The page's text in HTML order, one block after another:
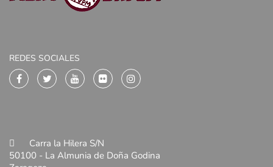
REDES SOCIALES
Carra la Hilera S/N
50100 - La Almunia de Doña Godina